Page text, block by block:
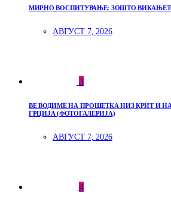
МИРНО ВОСПИТУВАЊЕ: ЗОШТО
АВГУСТ 7, 2026
3
ВЕ ВОДИМЕ НА ПРОШЕТКА НИЗ КРИТ И
ГРЦИЈА (ФОТОГАЛЕРИЈА)
АВГУСТ 7, 2026
4